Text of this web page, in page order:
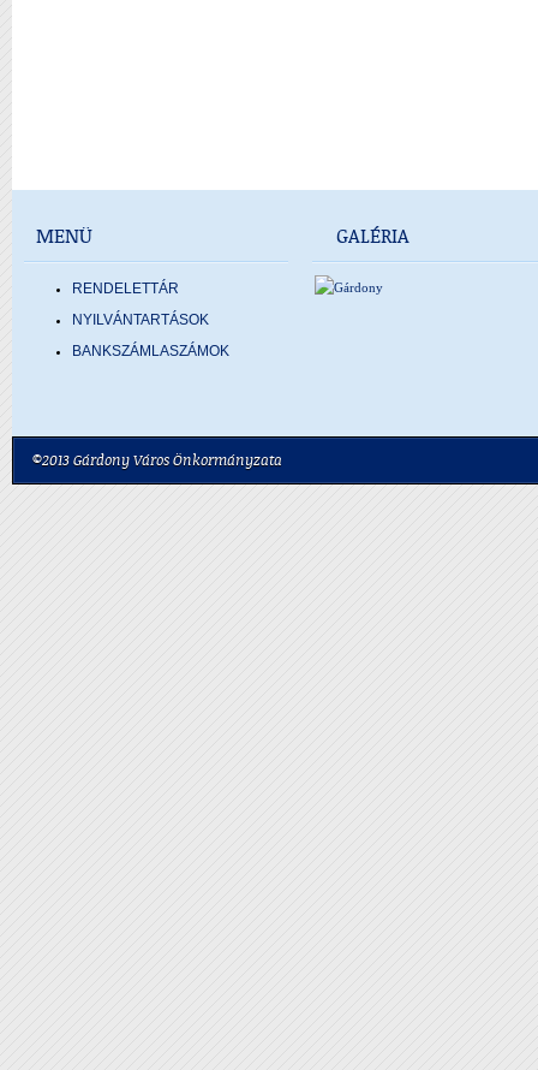
MENÜ
RENDELETTÁR
NYILVÁNTARTÁSOK
BANKSZÁMLASZÁMOK
GALÉRIA
©2013 Gárdony Város Önkormányzata